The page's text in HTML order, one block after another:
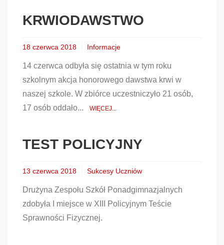
KRWIODAWSTWO
18 czerwca 2018 Informacje
14 czerwca odbyła się ostatnia w tym roku
szkolnym akcja honorowego dawstwa krwi w
naszej szkole. W zbiórce uczestniczyło 21 osób,
17 osób oddało...
WIĘCEJ...
TEST POLICYJNY
13 czerwca 2018 Sukcesy Uczniów
Drużyna Zespołu Szkół Ponadgimnazjalnych
zdobyła I miejsce w XIII Policyjnym Teście
Sprawności Fizycznej.